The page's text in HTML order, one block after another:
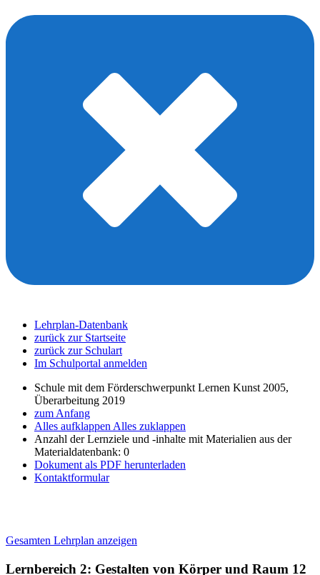
Lehrplan-Datenbank
zurück zur Startseite
zurück zur Schulart
Im Schulportal anmelden
Schule mit dem Förderschwerpunkt Lernen Kunst 2005,
Überarbeitung 2019
zum Anfang
Alles aufklappen Alles zuklappen
Anzahl der Lernziele und -inhalte mit Materialien aus der
Materialdatenbank: 0
Dokument als PDF herunterladen
Kontaktformular
Gesamten Lehrplan anzeigen
Lernbereich 2: Gestalten von Körper und Raum 12